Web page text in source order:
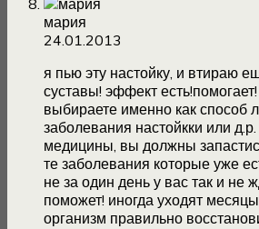
мария
24.01.2013
я пью эту настойку, и втираю
суставы! эффект
выбираете именно как способ
заболевания настойкки или
медицины, вы должны
те заболевания которые уже
не за один день у вас так и не
поможет! иногда уходят
организм правильно